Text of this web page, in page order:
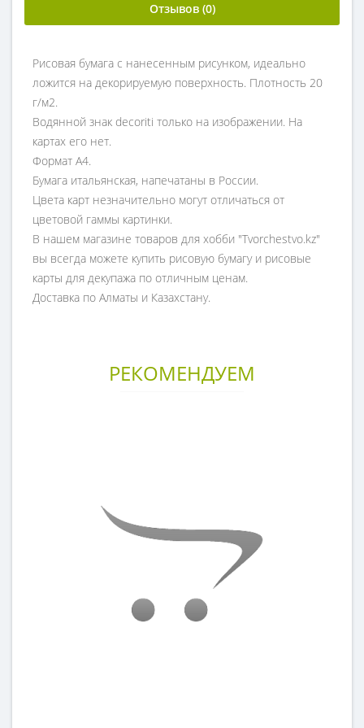
Отзывов (0)
Рисовая бумага с нанесенным рисунком, идеально
ложится на декорируемую поверхность. Плотность 20
г/м2.
Водянной знак decoriti только на изображении. На
картах его нет.
Формат А4.
Бумага итальянская, напечатаны в России.
Цвета карт незначительно могут отличаться от
цветовой гаммы картинки.
В нашем магазине товаров для хобби "Tvorchestvo.kz"
вы всегда можете купить рисовую бумагу и рисовые
карты для декупажа по отличным ценам.
Доставка по Алматы и Казахстану.
РЕКОМЕНДУЕМ